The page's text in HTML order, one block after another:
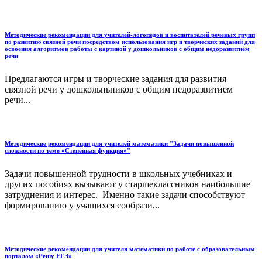
Методические рекомендации для учителей-логопедов и воспитателей речевых групп
по развитию связной речи посредством использования игр и творческих заданий для
освоения алгоритмов работы с картиной у дошкольников с общим недоразвитием
речи
Предлагаются игры и творческие задания для развития
связной речи у дошкольньников с общим недоразвитием
речи...
Методические рекомендации для учителей математики "Задачи повышенной
сложности по теме «Степенная функция»"
Задачи повышенной трудности в школьных учебниках и
других пособиях вызывают у старшеклассников наибольшие
затруднения и интерес. Именно такие задачи способствуют
формированию у учащихся сообрази...
Методические рекомендации для учителя математики по работе с образовательным
порталом «Решу ЕГЭ»